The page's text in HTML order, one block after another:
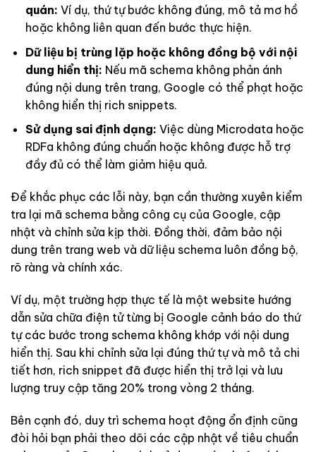
quán: Ví dụ, thứ tự bước không đúng, mô tả mơ hồ
hoặc không liên quan đến bước thực hiện.
Dữ liệu bị trùng lặp hoặc không đồng bộ với nội
dung hiển thị: Nếu mã schema không phản ánh
đúng nội dung trên trang, Google có thể phạt hoặc
không hiển thị rich snippets.
Sử dụng sai định dạng: Việc dùng Microdata hoặc
RDFa không đúng chuẩn hoặc không được hỗ trợ
đầy đủ có thể làm giảm hiệu quả.
Để khắc phục các lỗi này, bạn cần thường xuyên kiểm
tra lại mã schema bằng công cụ của Google, cập
nhật và chỉnh sửa kịp thời. Đồng thời, đảm bảo nội
dung trên trang web và dữ liệu schema luôn đồng bộ,
rõ ràng và chính xác.
Ví dụ, một trường hợp thực tế là một website hướng
dẫn sửa chữa điện tử từng bị Google cảnh báo do thứ
tự các bước trong schema không khớp với nội dung
hiển thị. Sau khi chỉnh sửa lại đúng thứ tự và mô tả chi
tiết hơn, rich snippet đã được hiển thị trở lại và lưu
lượng truy cập tăng 20% trong vòng 2 tháng.
Bên cạnh đó, duy trì schema hoạt động ổn định cũng
đòi hỏi bạn phải theo dõi các cập nhật về tiêu chuẩn